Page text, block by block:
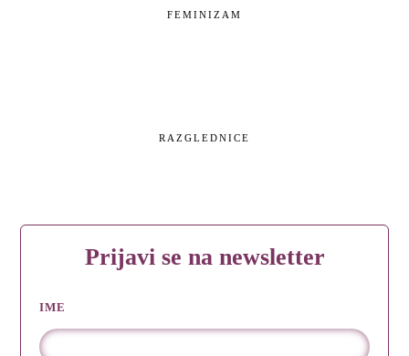
FEMINIZAM
RAZGLEDNICE
Prijavi se na newsletter
IME